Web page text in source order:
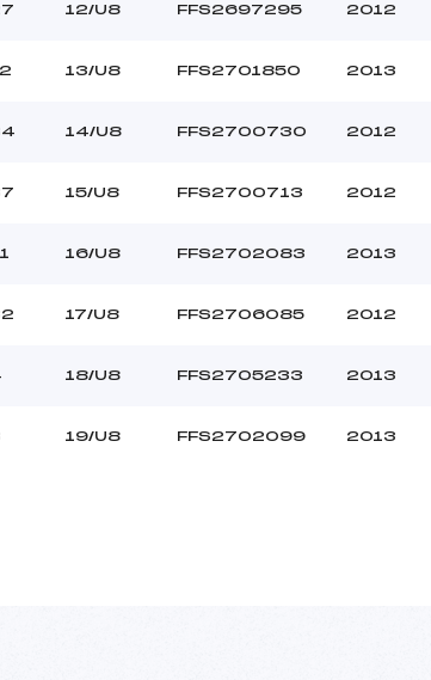
12/U8 FFS2697295 2012
13/U8 FFS2701850 2013
14/U8 FFS2700730 2012
15/U8 FFS2700713 2012
16/U8 FFS2702083 2013
17/U8 FFS2706085 2012
18/U8 FFS2705233 2013
19/U8 FFS2702099 2013